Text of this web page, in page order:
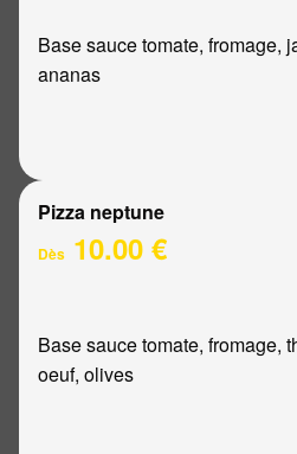
Base sauce tomate, fromage,
ananas
Pizza neptune
Dès 10.00 €
Base sauce tomate, fromage,
oeuf, olives